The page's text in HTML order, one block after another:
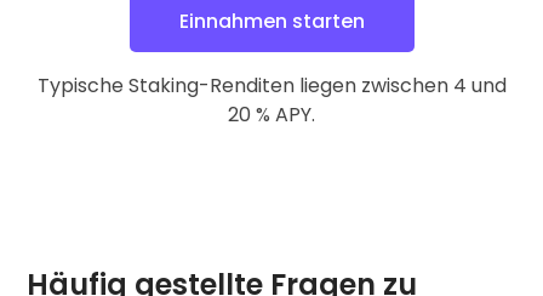
Einnahmen starten
Typische Staking-Renditen liegen zwischen 4 und
20 % APY.
Häufig gestellte Fragen zu